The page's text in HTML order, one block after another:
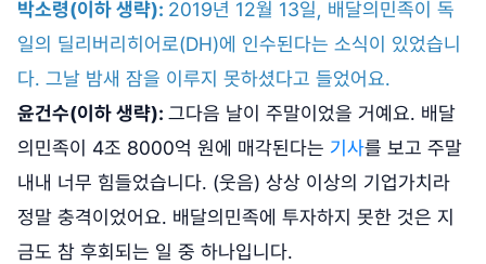
박소령(이하 생략): 2019년 12월 13일, 배달의민족이 독
일의 딜리버리히어로(DH)에 인수된다는 소식이 있었습니
다. 그날 밤새 잠을 이루지 못하셨다고 들었어요.
윤건수(이하 생략): 그다음 날이 주말이었을 거예요. 배달
의민족이 4조 8000억 원에 매각된다는 기사를 보고 주말
내내 너무 힘들었습니다. (웃음) 상상 이상의 기업가치라
정말 충격이었어요. 배달의민족에 투자하지 못한 것은 지
금도 참 후회되는 일 중 하나입니다.